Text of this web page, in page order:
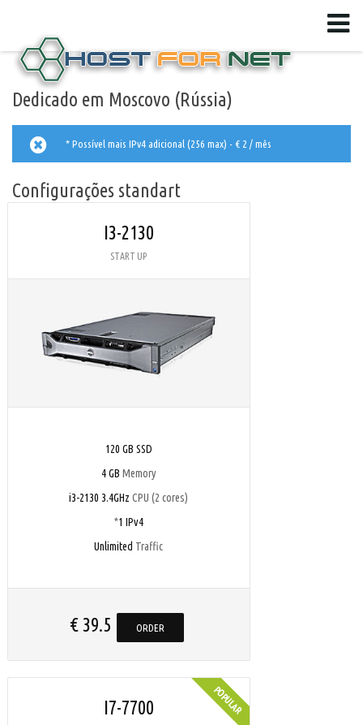
Dedicado em Moscovo (Rússia)
* Possível mais IPv4 adicional (256 max) - € 2 / mês
Configurações standart
I3-2130
START UP
120 GB SSD
4 GB Memory
i3-2130 3.4GHzCPU (2 cores)
*1 IPv4
Unlimited Traffic
€ 39.5 ORDER
I7-7700